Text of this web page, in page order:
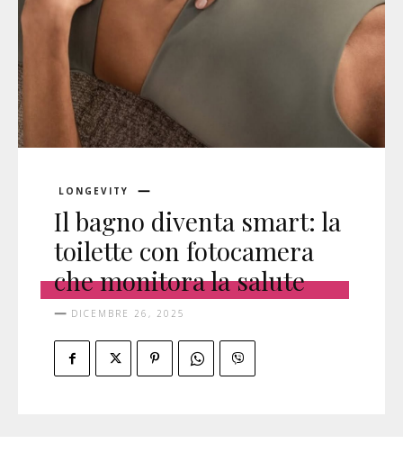
LONGEVITY
Il bagno diventa smart: la
toilette con fotocamera
che monitora la salute
DICEMBRE 26, 2025